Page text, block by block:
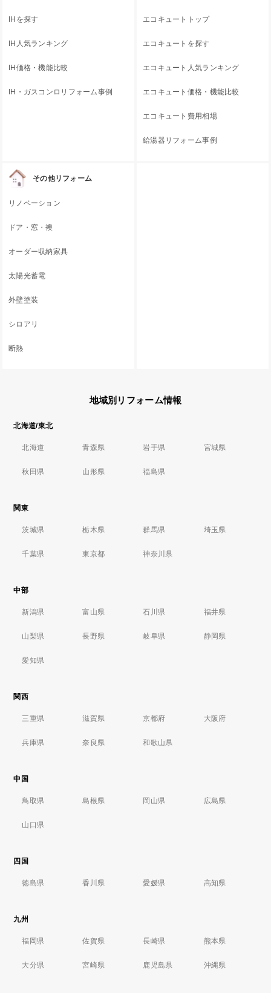
IHを探す
IH人気ランキング
IH価格・機能比較
IH・ガスコンロリフォーム事例
エコキュートトップ
エコキュートを探す
エコキュート人気ランキング
エコキュート価格・機能比較
エコキュート費用相場
給湯器リフォーム事例
その他リフォーム
リノベーション
ドア・窓・襖
オーダー収納家具
太陽光蓄電
外壁塗装
シロアリ
断熱
地域別リフォーム情報
北海道/東北
北海道 青森県 岩手県 宮城県
秋田県 山形県 福島県
関東
茨城県 栃木県 群馬県 埼玉県
千葉県 東京都 神奈川県
中部
新潟県 富山県 石川県 福井県
山梨県 長野県 岐阜県 静岡県
愛知県
関西
三重県 滋賀県 京都府 大阪府
兵庫県 奈良県 和歌山県
中国
鳥取県 島根県 岡山県 広島県
山口県
四国
徳島県 香川県 愛媛県 高知県
九州
福岡県 佐賀県 長崎県 熊本県
大分県 宮崎県 鹿児島県 沖縄県